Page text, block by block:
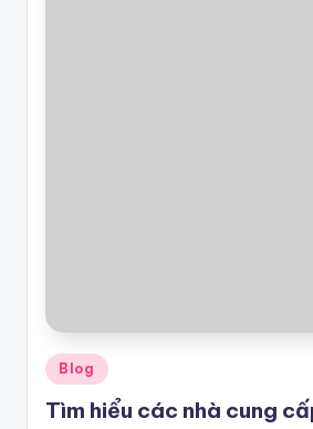
Posted
in
Blog
Tìm hiểu các nhà cung